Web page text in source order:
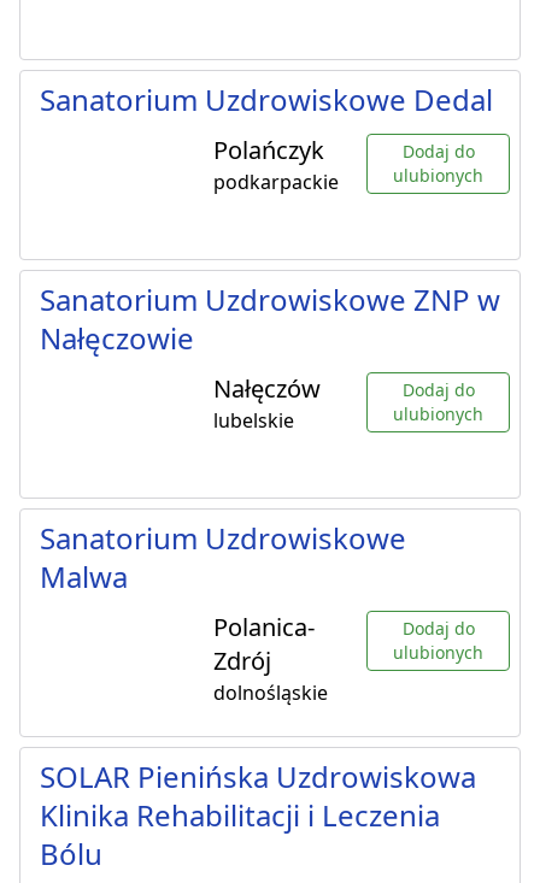
Sanatorium Uzdrowiskowe Dedal
Polańczyk
podkarpackie
Dodaj do
ulubionych
Sanatorium Uzdrowiskowe ZNP w
Nałęczowie
Nałęczów
lubelskie
Dodaj do
ulubionych
Sanatorium Uzdrowiskowe
Malwa
Polanica-
Zdrój
dolnośląskie
Dodaj do
ulubionych
SOLAR Pienińska Uzdrowiskowa
Klinika Rehabilitacji i Leczenia
Bólu